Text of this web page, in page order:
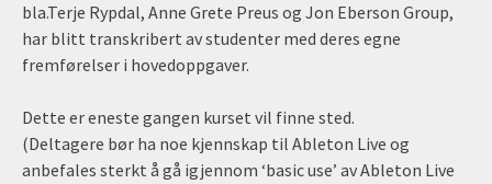
bla.Terje Rypdal, Anne Grete Preus og Jon Eberson Group,
har blitt transkribert av studenter med deres egne
fremførelser i hovedoppgaver.
Dette er eneste gangen kurset vil finne sted.
(Deltagere bør ha noe kjennskap til Ableton Live og
anbefales sterkt å gå igjennom ‘basic use’ av Ableton Live